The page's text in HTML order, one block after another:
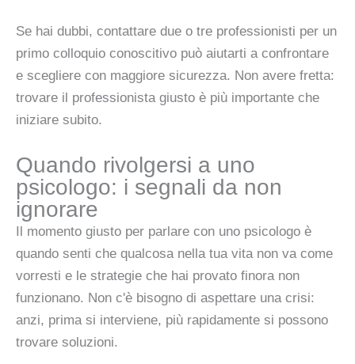
Se hai dubbi, contattare due o tre professionisti per un
primo colloquio conoscitivo può aiutarti a confrontare
e scegliere con maggiore sicurezza. Non avere fretta:
trovare il professionista giusto è più importante che
iniziare subito.
Quando rivolgersi a uno
psicologo: i segnali da non
ignorare
Il momento giusto per parlare con uno psicologo è
quando senti che qualcosa nella tua vita non va come
vorresti e le strategie che hai provato finora non
funzionano. Non c'è bisogno di aspettare una crisi:
anzi, prima si interviene, più rapidamente si possono
trovare soluzioni.